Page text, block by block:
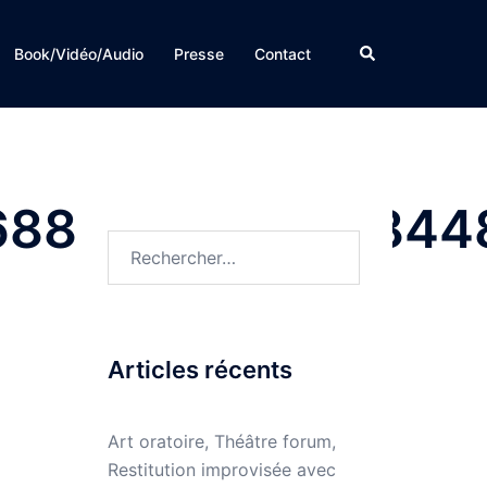
Book/Vidéo/Audio Presse Contact Rechercher
Articles récents
Art oratoire, Théâtre forum,
Restitution improvisée avec